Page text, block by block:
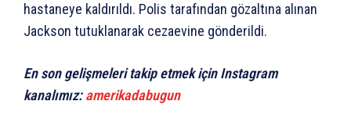
hastaneye kaldırıldı. Polis tarafından gözaltına alınan
Jackson tutuklanarak cezaevine gönderildi.
En son gelişmeleri takip etmek için Instagram
kanalımız:amerikadabugun